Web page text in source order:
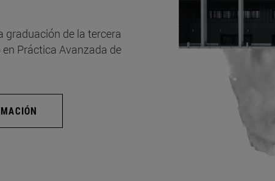
graduación de la tercera
Práctica Avanzada de